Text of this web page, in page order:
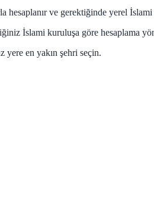
ve gerektiğinde yerel İslami
İslami kuruluşa göre hesaplama
en yakın şehri seçin.